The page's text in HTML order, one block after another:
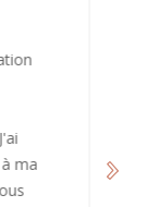
est
pas